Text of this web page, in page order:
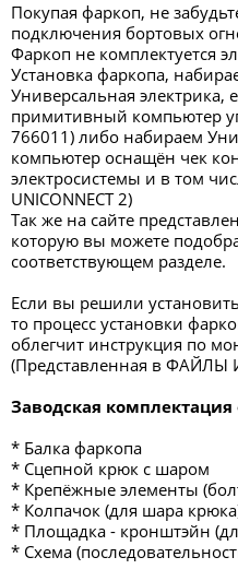
Покупая фаркоп, не
подключения бортовых
Фаркоп не комплектуется
Установка фаркопа,
Универсальная электрика,
примитивный компьютер
766011) либо набираем
компьютер оснащён чек
электросистемы и в том
UNICONNECT 2)
Так же на сайте
которую вы можете
соответствующем разделе.
Если вы решили
то процесс установки
облегчит инструкция по
(Представленная в
Заводская комплектация
* Балка фаркопа
* Сцепной крюк с шаром
* Крепёжные элементы
* Колпачок (для шара
* Площадка - кронштэйн
* Схема